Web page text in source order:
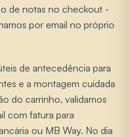
de notas no checkout -
por email no próprio
de antecedência para
e a montagem cuidada
do carrinho, validamos
com fatura para
ou MB Way. No dia